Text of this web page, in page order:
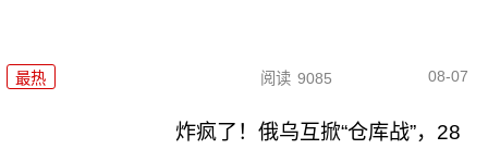
最热 阅读 9085 08-07
炸疯了！俄乌互掀“仓库战”，28